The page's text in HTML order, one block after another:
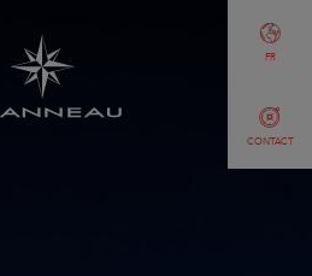
CONTACT
FR